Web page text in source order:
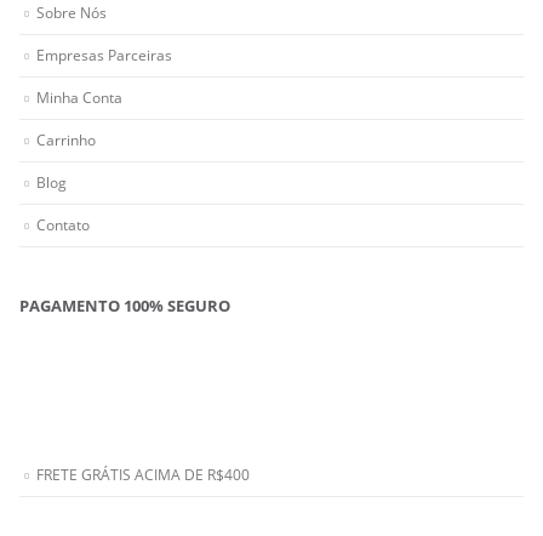
Sobre Nós
Empresas Parceiras
Minha Conta
Carrinho
Blog
Contato
PAGAMENTO 100% SEGURO
FRETE GRÁTIS ACIMA DE R$400